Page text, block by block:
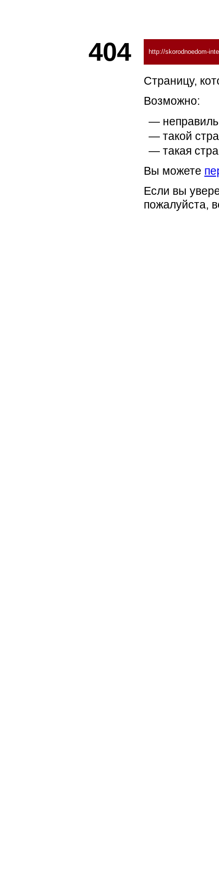
404 http://skorodnoedom-
Страницу,
Возможно:
такой
такая
Вы можете
Если вы
пожалуйста,